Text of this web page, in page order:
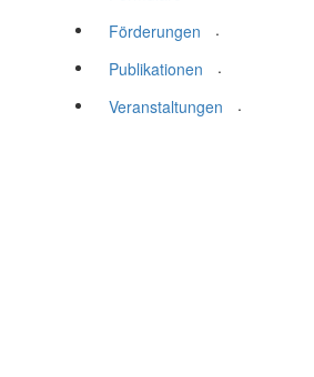
Förderungen
.
Publikationen
.
Veranstaltungen
.